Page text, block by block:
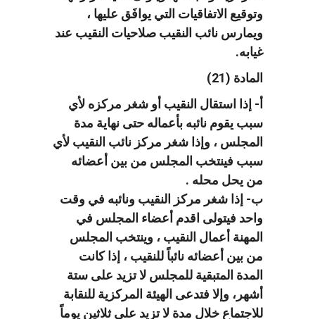
وتوقيع الاتفاقيات التي يوافَق عليها ،
ويمارس نائب النقيب صلاحيات النقيب عند
غيابه.
المادة (21)
أ- إذا استقال النقيب أو شغر مركزه لأي
سبب يقوم نائبه بأعماله حتى نهاية مدة
المجلس ، وإذا شغر مركز نائب النقيب لأي
سبب فينتخب المجلس من بين أعضائه
من يحل محله .
ب- إذا شغر مركز النقيب ونائبه في وقت
واحد فيتولى اقدم أعضاء المجلس في
المهنة أعمال النقيب ، وينتخب المجلس
من بين أعضائه نائباً للنقيب ، إذا كانت
المدة المتبقية للمجلس لا تزيد على ستة
أشهر، وإلا فتدعى الهيئة المركزية للنقابة
للاجتماع خلال مدة لا تزيد على ثلاثين يوماً